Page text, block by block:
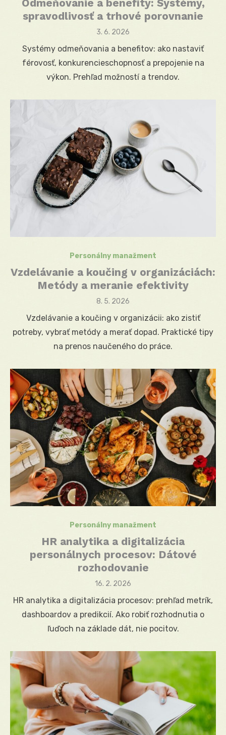
Odmeňovanie a benefity: Systémy,
spravodlivosť a trhové porovnanie
Posted
3. 6. 2026
Systémy odmeňovania a benefitov: ako nastaviť
férovosť, konkurencieschopnosť a prepojenie na
výkon. Prehľad možností a trendov.
Personálny manažment
Vzdelávanie a koučing v organizáciách:
Metódy a meranie efektivity
Posted
8. 5. 2026
Vzdelávanie a koučing v organizácii: ako zistiť
potreby, vybrať metódy a merať dopad. Praktické tipy
na prenos naučeného do práce.
Personálny manažment
HR analytika a digitalizácia
personálnych procesov: Dátové
rozhodovanie
Posted
16. 2. 2026
HR analytika a digitalizácia procesov: prehľad metrík,
dashboardov a predikcií. Ako robiť rozhodnutia o
ľuďoch na základe dát, nie pocitov.